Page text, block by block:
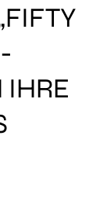
IHRE